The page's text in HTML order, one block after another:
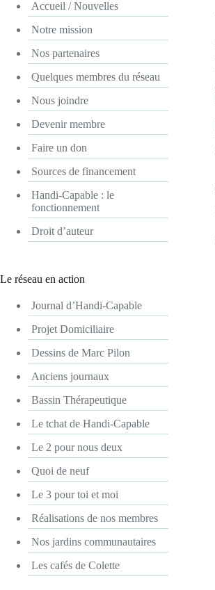
Accueil / Nouvelles
Notre mission
Nos partenaires
Quelques membres du réseau
Nous joindre
Devenir membre
Faire un don
Sources de financement
Handi-Capable : le
fonctionnement
Droit d’auteur
Le réseau en action
Journal d’Handi-Capable
Projet Domiciliaire
Dessins de Marc Pilon
Anciens journaux
Bassin Thérapeutique
Le tchat de Handi-Capable
Le 2 pour nous deux
Quoi de neuf
Le 3 pour toi et moi
Réalisations de nos membres
Nos jardins communautaires
Les cafés de Colette